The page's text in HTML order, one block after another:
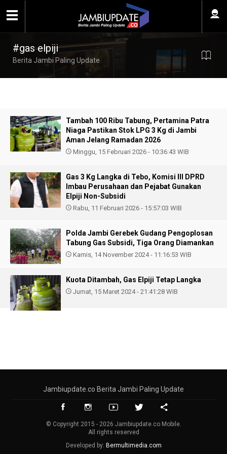
#gas elpiji
Berita Jambi Paling Update
Tambah 100 Ribu Tabung, Pertamina Patra
Niaga Pastikan Stok LPG 3 Kg di Jambi
Aman Jelang Ramadan 2026
Minggu, 15 Februari 2026 - 10:36:43 WIB
Gas 3 Kg Langka di Tebo, Komisi III DPRD
Imbau Perusahaan dan Pejabat Gunakan
Elpiji Non-Subsidi
Rabu, 11 Februari 2026 - 15:57:03 WIB
Polda Jambi Gerebek Gudang Pengoplosan
Tabung Gas Subsidi, Tiga Orang Diamankan
Kamis, 14 November 2024 - 11:16:53 WIB
Kuota Ditambah, Gas Elpiji Tetap Langka
Jumat, 15 Maret 2024 - 21:41:28 WIB
Jambiupdate.co Berita Jambi Paling Update
© Copyright 2015 - 2026 Jambiupdate.co Mobile.
All rights reserved
Developed by: Bermultimedia.com